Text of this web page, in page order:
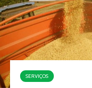
SERVIÇOS